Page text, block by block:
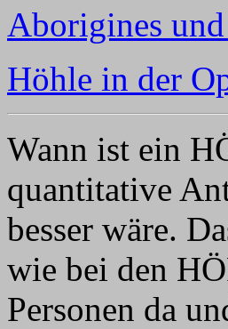
Aborigines
Höhle in der
Wann ist ein
quantitative
besser wäre.
wie bei den
Personen da